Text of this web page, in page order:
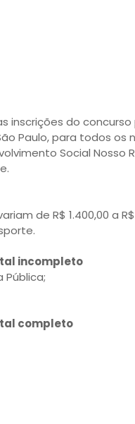
inscrições do concurso
Paulo, para todos os
Social
de R$ 1.400,00 a
incompleto
Pública;
completo